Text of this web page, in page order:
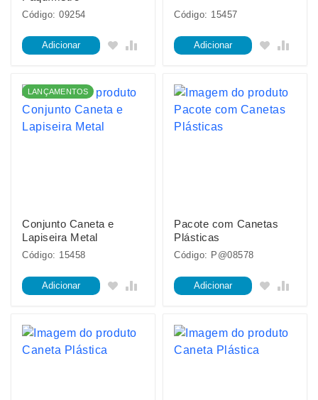
Código: 09254
Adicionar
Código: 15457
Adicionar
LANÇAMENTOS
Conjunto Caneta e
Lapiseira Metal
Código: 15458
Adicionar
Pacote com Canetas
Plásticas
Código: P@08578
Adicionar